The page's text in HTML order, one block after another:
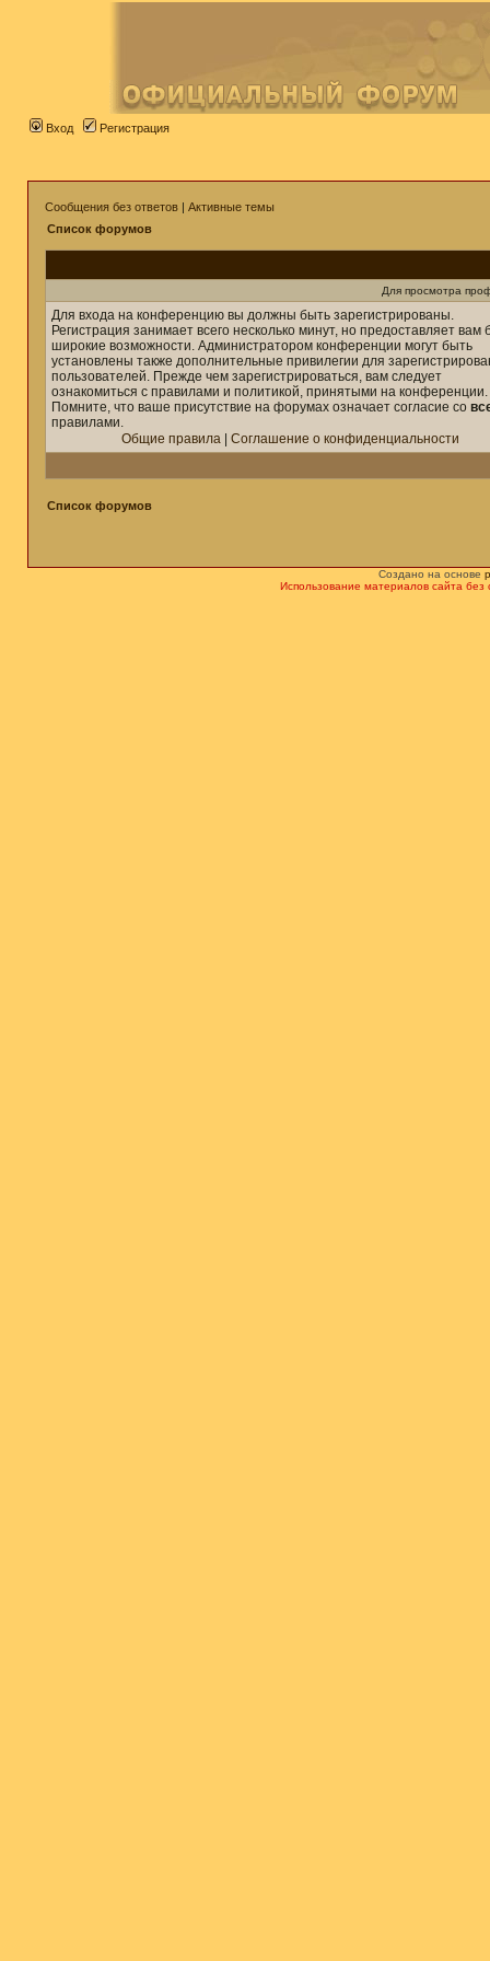
Вход Регистрация
Сообщения без ответов | Активные темы
Список форумов
Для просмотра
Для входа на конференцию вы должны быть зарегистрированы.
Регистрация занимает всего несколько минут, но предоставляет вам
широкие возможности. Администратором конференции могут быть
установлены также дополнительные привилегии для
пользователей. Прежде чем зарегистрироваться, вам следует
ознакомиться с правилами и политикой, принятыми на конференции.
Помните, что ваше присутствие на форумах означает согласие со
правилами.
Общие правила
Соглашение о конфиденциальности
Список форумов
Создано на основе
Использование материалов сайта